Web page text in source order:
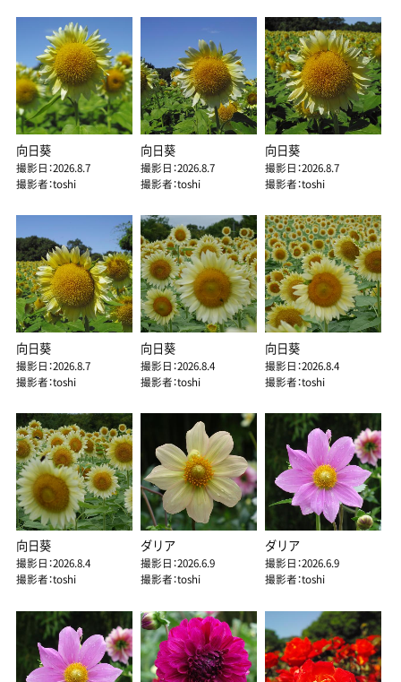
向日葵
撮影日：2026.8.7
撮影者：toshi
向日葵
撮影日：2026.8.7
撮影者：toshi
向日葵
撮影日：2026.8.7
撮影者：toshi
向日葵
撮影日：2026.8.7
撮影者：toshi
向日葵
撮影日：2026.8.4
撮影者：toshi
向日葵
撮影日：2026.8.4
撮影者：toshi
向日葵
撮影日：2026.8.4
撮影者：toshi
ダリア
撮影日：2026.6.9
撮影者：toshi
ダリア
撮影日：2026.6.9
撮影者：toshi